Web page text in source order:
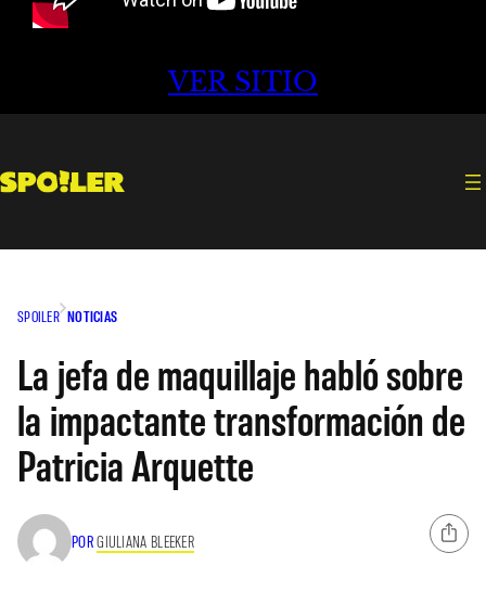
VER SITIO
SPOILER NOTICIAS
La jefa de maquillaje habló sobre
la impactante transformación de
Patricia Arquette
PORGIULIANA BLEEKER